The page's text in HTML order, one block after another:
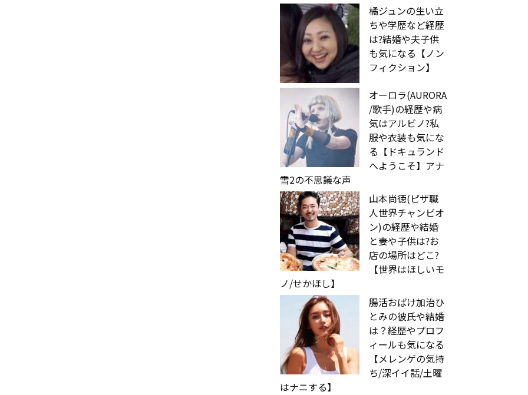
橘ジュンの生い立
ちや学歴など経歴
は?結婚や夫子供
も気になる【ノン
フィクション】
オーロラ(AURORA
/歌手)の経歴や病
気はアルビノ?私
服や衣装も気にな
る【ドキュランド
へようこそ】アナ
雪2の不思議な声
山本尚徳(ピザ職
人世界チャンピオ
ン)の経歴や結婚
と妻や子供は?お
店の場所はどこ?
【世界はほしいモ
ノ/せかほし】
腸活おばけ加治ひ
とみの彼氏や結婚
は？経歴やプロフ
ィールも気になる
【メレンゲの気持
ち/深イイ話/土曜
はナニする】